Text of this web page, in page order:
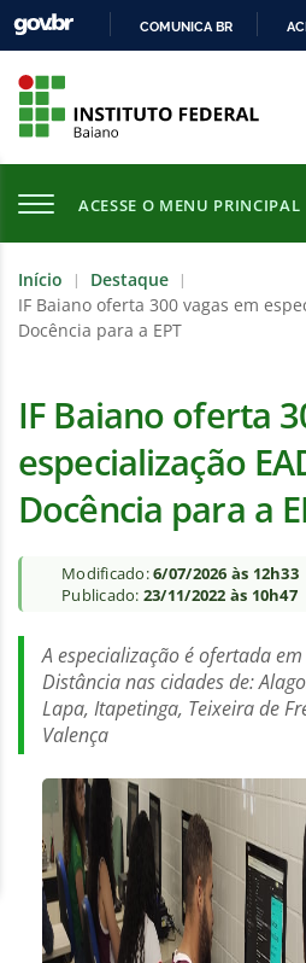
COMUNICA BR
ACESSE O MENU PRINCIPAL
Início | Destaque |
IF Baiano oferta 300 vagas em
Docência para a EPT
IF Baiano oferta
especialização
Docência para a
Modificado:6/07/2026 às 12h33
Publicado: 23/11/2022 às 10h47
A especialização é ofertada
Distância nas cidades de:
Lapa, Itapetinga, Teixeira de
Valença